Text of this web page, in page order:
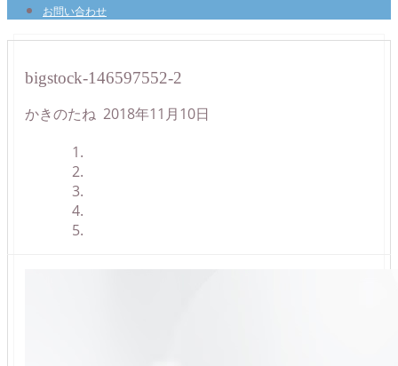
お問い合わせ
bigstock-146597552-2
かきのたね 2018年11月10日